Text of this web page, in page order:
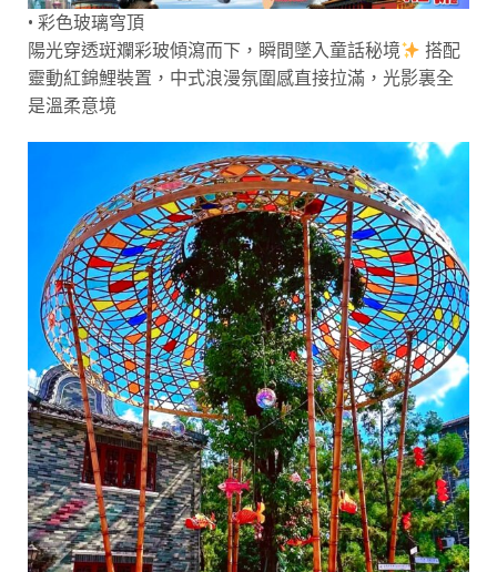
• 彩色玻璃穹頂
陽光穿透斑斕彩玻傾瀉而下，瞬間墜入童話秘境
搭配
靈動紅錦鯉裝置，中式浪漫氛圍感直接拉滿，光影裏全
是溫柔意境